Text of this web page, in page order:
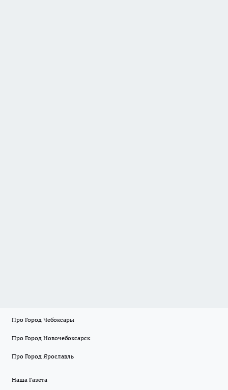
Про Город Чебоксары
Про Город Новочебоксарск
Про Город Ярославль
Наша Газета